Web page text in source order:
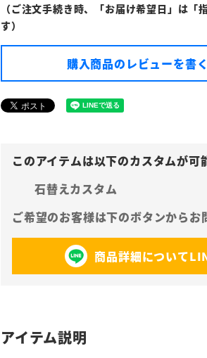
（ご注文手続き時、「お届け希望日」は「
す）
購入商品のレビューを書
石替えカスタム
商品詳細について